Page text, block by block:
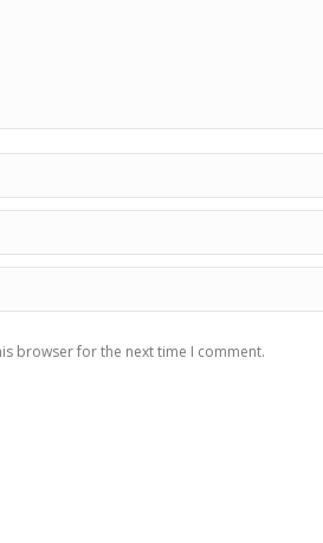
browser for the next time I comment.